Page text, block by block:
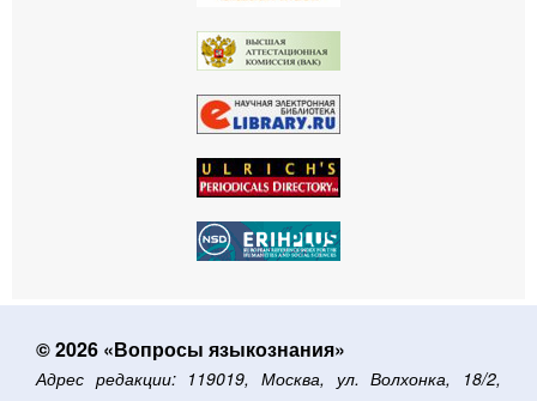
© 2026 «Вопросы языкознания»
Адрес редакции: 119019, Москва, ул. Волхонка, 18/2,